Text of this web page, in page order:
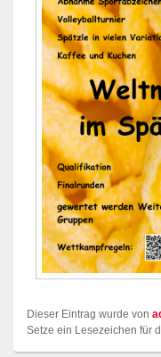
Dieser Eintrag wurde von
Setze ein Lesezeichen für